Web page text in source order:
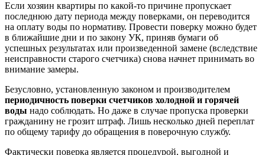
Если хозяин квартиры по какой-то причине пропускает
последнюю дату периода между поверками, он переводится
на оплату воды по нормативу. Провести поверку можно будет
в ближайшие дни и по закону УК, приняв бумаги об
успешных результатах или произведенной замене (вследствие
неисправности старого счетчика) снова начнет принимать во
внимание замеры.
Безусловно, установленную законом и производителем
периодичность поверки счетчиков холодной и горячей
воды надо соблюдать. Но даже в случае пропуска проверки
гражданину не грозит штраф. Лишь несколько дней переплат
по общему тарифу до обращения в поверочную службу.
Фактически поверка является процедурой, выгодной и